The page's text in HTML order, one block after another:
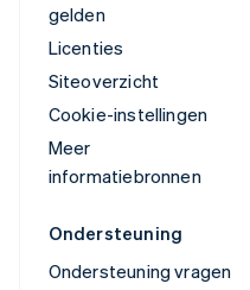
gelden
Licenties
Siteoverzicht
Cookie-instellingen
Meer
informatiebronnen
Ondersteuning
Ondersteuning vragen